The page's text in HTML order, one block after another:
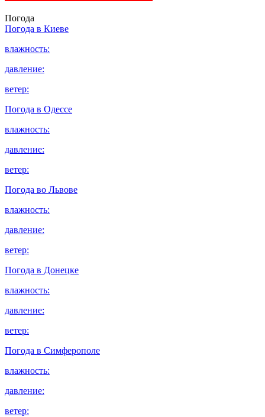
Погода
Погода в Киеве
влажность:
давление:
ветер:
Погода в Одессе
влажность:
давление:
ветер:
Погода во Львове
влажность:
давление:
ветер:
Погода в Донецке
влажность:
давление:
ветер:
Погода в Симферополе
влажность:
давление:
ветер: